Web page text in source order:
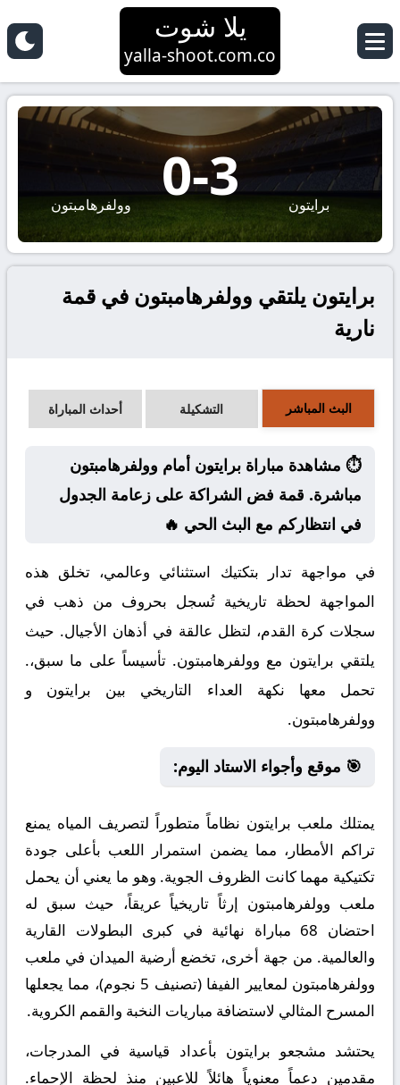
يلا شوت
yalla-shoot.com.co
برايتون 3
-
0 وولفرهامبتون
برايتون يلتقي وولفرهامبتون في قمة
نارية
البث المباشر التشكيلة أحداث المباراة
⏱️ مشاهدة مباراة برايتون أمام وولفرهامبتون
مباشرة. قمة فض الشراكة على زعامة الجدول
في انتظاركم مع البث الحي 🔥
في مواجهة تدار بتكتيك استثنائي وعالمي، تخلق هذه
المواجهة لحظة تاريخية تُسجل بحروف من ذهب في
سجلات كرة القدم، لتظل عالقة في أذهان الأجيال. حيث
يلتقي برايتون مع وولفرهامبتون. تأسيساً على ما سبق،.
تحمل معها نكهة العداء التاريخي بين برايتون و
وولفرهامبتون.
🎯 موقع وأجواء الاستاد اليوم:
يمتلك ملعب برايتون نظاماً متطوراً لتصريف المياه يمنع
تراكم الأمطار، مما يضمن استمرار اللعب بأعلى جودة
تكتيكية مهما كانت الظروف الجوية. وهو ما يعني أن يحمل
ملعب وولفرهامبتون إرثاً تاريخياً عريقاً، حيث سبق له
احتضان 68 مباراة نهائية في كبرى البطولات القارية
والعالمية. من جهة أخرى، تخضع أرضية الميدان في ملعب
وولفرهامبتون لمعايير الفيفا (تصنيف 5 نجوم)، مما يجعلها
المسرح المثالي لاستضافة مباريات النخبة والقمم الكروية.
يحتشد مشجعو برايتون بأعداد قياسية في المدرجات،
مقدمين دعماً معنوياً هائلاً للاعبين منذ لحظة الإحماء.